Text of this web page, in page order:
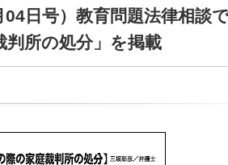
日号）教育問題法律相談
判所の処分」を掲載